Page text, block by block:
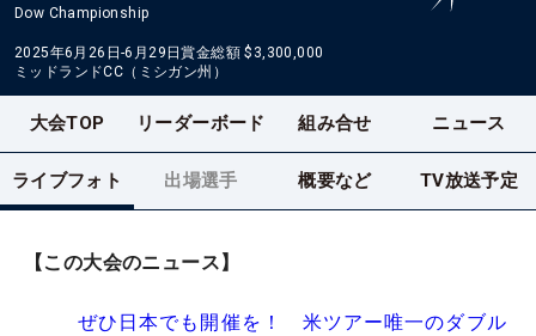
Dow Championship
2025年6月26日-6月29日賞金総額 $3,300,000
ミッドランドCC（ミシガン州）
大会TOP リーダーボード 組み合せ ニュース
ライブフォト 出場選手 概要など TV放送予定
【この大会のニュース】
ぜひ日本でも開催を！ 米ツアー唯一のダブル